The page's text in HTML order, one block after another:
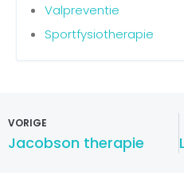
Valpreventie
Sportfysiotherapie
VORIGE
Jacobson therapie